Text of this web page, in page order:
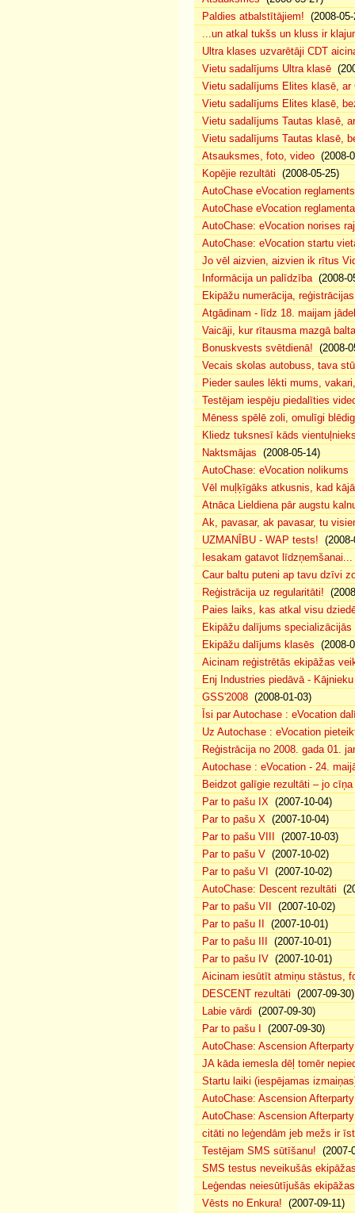
Paldies atbalstītājiem! (2008-
...un atkal tukšs un kluss ir
Ultra klases uzvarētāji CDT
Vietu sadalījums Ultra klasē
Vietu sadalījums Elites klasē, ar
Vietu sadalījums Elites klasē,
Vietu sadalījums Tautas klasē,
Vietu sadalījums Tautas klasē,
Atsauksmes, foto, video (2008-
Kopējie rezultāti (2008-05-25)
AutoChase eVocation reglaments
AutoChase eVocation
AutoChase: eVocation norises
AutoChase: eVocation startu
Jo vēl aizvien, aizvien ik rītus
Informācija un palīdzība(2008-
Ekipāžu numerācija,
Atgādinam - līdz 18. maijam
Vaicāji, kur rītausma mazgā
Bonuskvests svētdienā! (2008-
Vecais skolas autobuss, tava
Pieder saules lēkti mums,
Testējam iespēju piedalīties
Mēness spēlē zoli, omulīgi
Kliedz tuksnesī kāds
Naktsmājas (2008-05-14)
AutoChase: eVocation nolikums
Vēl muļķīgāks atkusnis, kad
Atnāca Lieldiena pār augstu
Ak, pavasar, ak pavasar, tu
UZMANĪBU - WAP tests!
Iesakam gatavot līdzņemšanai...
Caur baltu puteni ap tavu dzīvi
Reģistrācija uz regularitāti!
Paies laiks, kas atkal visu
Ekipāžu dalījums specializācijās
Ekipāžu dalījums klasēs (2008-
Aicinam reģistrētās ekipāžas
Enj Industries piedāvā -
GSS'2008 (2008-01-03)
Īsi par Autochase : eVocation
Uz Autochase : eVocation
Reģistrācija no 2008. gada 01.
Autochase : eVocation - 24.
Beidzot galīgie rezultāti – jo
Par to pašu IX (2007-10-04)
Par to pašu X (2007-10-04)
Par to pašu VIII
(2007-10-03)
Par to pašu V (2007-10-02)
Par to pašu VI
(2007-10-02)
AutoChase: Descent rezultāti
Par to pašu VII
(2007-10-02)
Par to pašu II
(2007-10-01)
Par to pašu III
(2007-10-01)
Par to pašu IV (2007-10-01)
Aicinam iesūtīt atmiņu stāstus,
DESCENT rezultāti (2007-09-30)
Labie vārdi (2007-09-30)
Par to pašu I
(2007-09-30)
AutoChase: Ascension
JA kāda iemesla dēļ tomēr
Startu laiki (iespējamas
AutoChase: Ascension
AutoChase: Ascension
citāti no leģendām jeb mežs ir
Testējam SMS sūtīšanu! (2007-
SMS testus neveikušās
Leģendas neiesūtījušās ekipāžas
Vēsts no Enkura! (2007-09-11)